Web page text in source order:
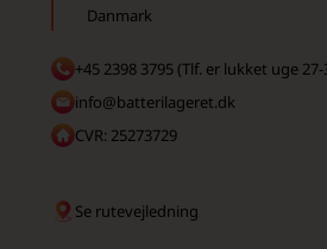
Danmark
+45 2398 3795 (Tlf. er lukket uge
info@batterilageret.dk
CVR: 25273729
Se rutevejledning